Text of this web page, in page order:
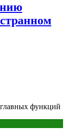
функций